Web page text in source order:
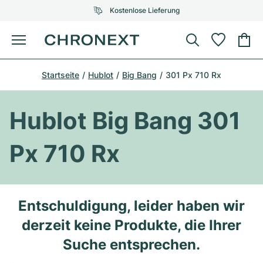
Kostenlose Lieferung
Menü
Uhr kaufen
AUSGEWÄHLTE MARKEN
Top-Modelle
Omega
Alle Omega Modelle
Top-Modelle
Patek Philippe
Alle Patek Philippe Modelle
Cartier
Certified Pre-Owned
Uhr verkaufen
AUSGEWÄHLTE MARKEN
Tiffany
Louis Vuitton
Van Cleef & Arpels
Neuzugänge
Startseite Hublot Big Bang 301 Px 710 Rx
Hublot Big Bang 301
Px 710 Rx
Entschuldigung, leider haben wir
derzeit keine Produkte, die Ihrer
Suche entsprechen.